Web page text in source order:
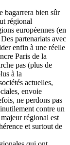
bagarrera bien sûr
régional
européennes (en
partenariats avec
enfin à une réelle
Paris de la
pas (plus de
à la
actuelles,
envoie
ne perdons pas
contre un
régional est
et surtout de